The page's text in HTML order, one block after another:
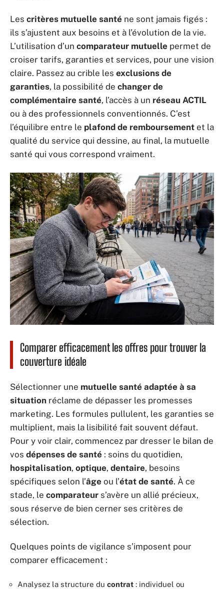
Les critères mutuelle santé ne sont jamais figés :
ils s’ajustent aux besoins et à l’évolution de la vie.
L’utilisation d’un comparateur mutuelle permet de
croiser tarifs, garanties et services, pour une vision
claire. Passez au crible les exclusions de
garanties, la possibilité de changer de
complémentaire santé, l’accès à un réseau ACTIL
ou à des professionnels conventionnés. C’est
l’équilibre entre le plafond de remboursement et la
qualité du service qui dessine, au final, la mutuelle
santé qui vous correspond vraiment.
Comparer efficacement les offres pour trouver la
couverture idéale
Sélectionner une mutuelle santé adaptée à sa
situation réclame de dépasser les promesses
marketing. Les formules pullulent, les garanties se
multiplient, mais la lisibilité fait souvent défaut.
Pour y voir clair, commencez par dresser le bilan de
vos dépenses de santé : soins du quotidien,
hospitalisation, optique, dentaire, besoins
spécifiques selon l’âge ou l’état de santé. À ce
stade, le comparateur s’avère un allié précieux,
sous réserve de bien cerner ses critères de
sélection.
Quelques points de vigilance s’imposent pour
comparer efficacement :
Analysez la structure du contrat : individuel ou